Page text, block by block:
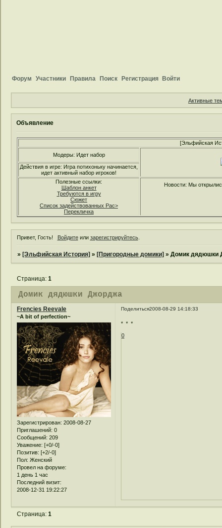
Форум Участники Правила Поиск Регистрация Войти
Активные
Объявление
[Эльфийская
Модеры: Идет набор
Действия в игре: Игра потихоньку начинается,
идет активный набор игроков!
Полезные ссылки:
Шаблон анкет
Требуются в игру
Сюжет
Список задействованных Рас>
Перекличка
Новости: Мы
Привет, Гость! Войдитеили зарегистрируйтесь.
»[Эльфийская История] »[Пригородные домики] »Домик дядюшки
Домик дядюшки Джорджа
Страница:1
Поделиться2008-08-29 14:18:33
Frencies Reevale
~A bit of perfection~
Зарегистрирован: 2008-08-27
Приглашений: 0
Сообщений: 209
Уважение: [+0/-0]
Позитив: [+2/-0]
Пол: Женский
Провел на форуме:
1 день 1 час
Последний визит:
2008-12-31 19:22:27
* * *
0
Страница:1